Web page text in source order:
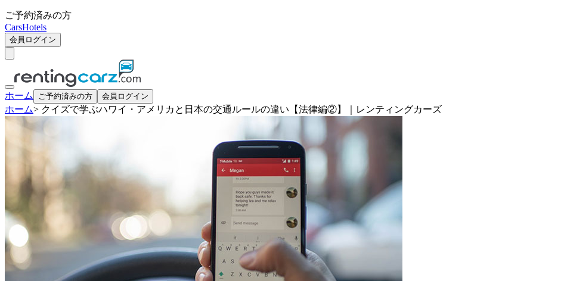
ご予約済みの方
CarsHotels
会員ログイン
ホーム ご予約済みの方 会員ログイン
ホーム> クイズで学ぶハワイ・アメリカと日本の交通ルールの違い【法律編②】｜レンティングカーズ